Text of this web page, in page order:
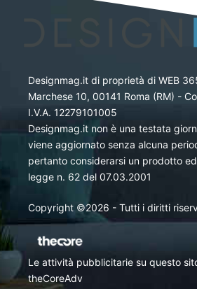
Designmag.it di proprietà di WEB
Marchese 10, 00141 Roma (RM) -
I.V.A. 12279101005
Designmag.it non è una testata
viene aggiornato senza alcuna
pertanto considerarsi un prodotto
legge n. 62 del 07.03.2001
Copyright ©2026 - Tutti i diritti
Le attività pubblicitarie su questo
theCoreAdv